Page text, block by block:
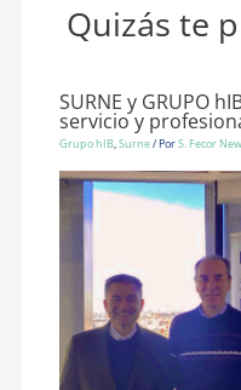
Quizás te
SURNE y GRUPO
servicio y
Grupo hIB,Surne/ PorS. Fecor